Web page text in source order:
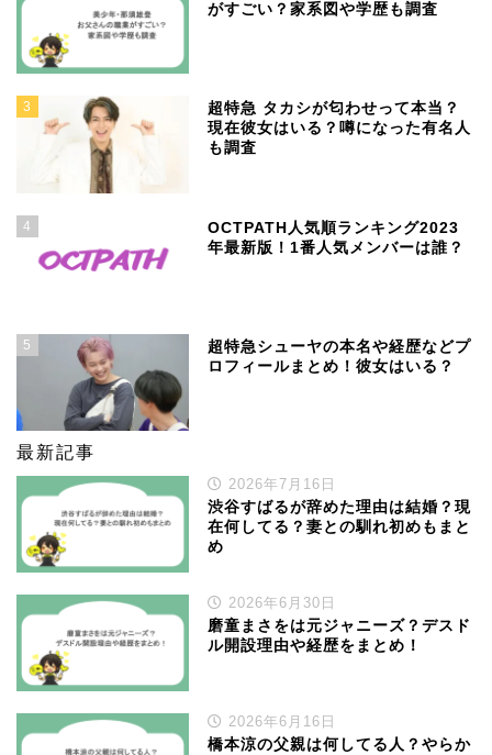
がすごい？家系図や学歴も調査
3
超特急 タカシが匂わせって本当？
現在彼女はいる？噂になった有名人
も調査
4
OCTPATH人気順ランキング2023
年最新版！1番人気メンバーは誰？
5
超特急シューヤの本名や経歴などプ
ロフィールまとめ！彼女はいる？
最新記事
2026年7月16日
渋谷すばるが辞めた理由は結婚？現
在何してる？妻との馴れ初めもまと
め
2026年6月30日
磨童まさをは元ジャニーズ？デスド
ル開設理由や経歴をまとめ！
2026年6月16日
橋本涼の父親は何してる人？やらか